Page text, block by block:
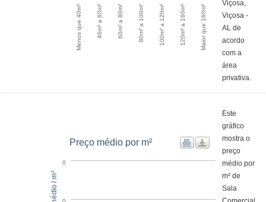
Menos que 40m² 40m² a 60m² 60m² a 80m² 80m² a 100m² 100m² a 120m² 120m² a 160m² Maior que 160m²
Viçosa,
Viçosa -
AL de
acordo
com a
área
privativa.
Preço médio por m²
0
Este
gráfico
mostra o
preço
médio por
m² de
Sala